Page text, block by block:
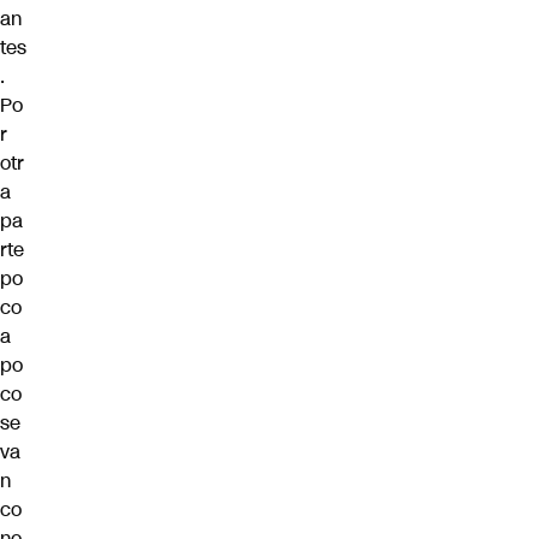
an
tes
.
Po
r
otr
a
pa
rte
po
co
a
po
co
se
va
n
co